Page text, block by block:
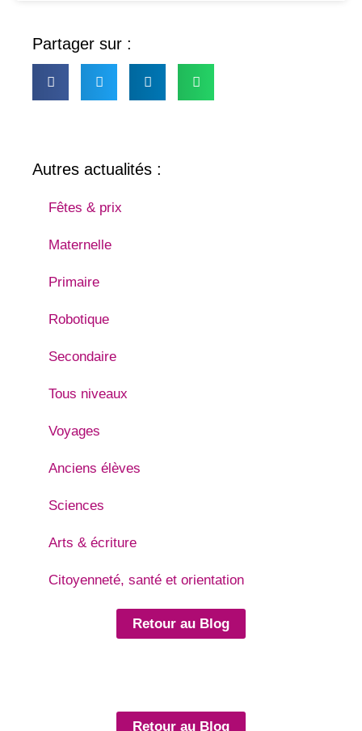
Partager sur :
Autres actualités :
Fêtes & prix
Maternelle
Primaire
Robotique
Secondaire
Tous niveaux
Voyages
Anciens élèves
Sciences
Arts & écriture
Citoyenneté, santé et orientation
Retour au Blog
Retour au Blog